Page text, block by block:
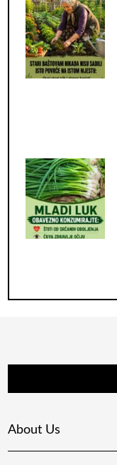
About Us